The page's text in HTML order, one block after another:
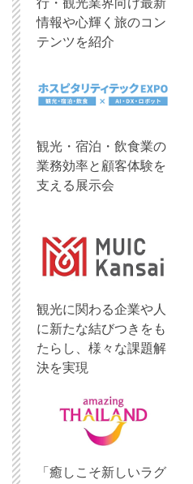
行・観光業界向け最新
情報や心輝く旅のコン
テンツを紹介
観光・宿泊・飲食業の
業務効率と顧客体験を
支える展示会
観光に関わる企業や人
に新たな結びつきをも
たらし、様々な課題解
決を実現
「癒しこそ新しいラグ